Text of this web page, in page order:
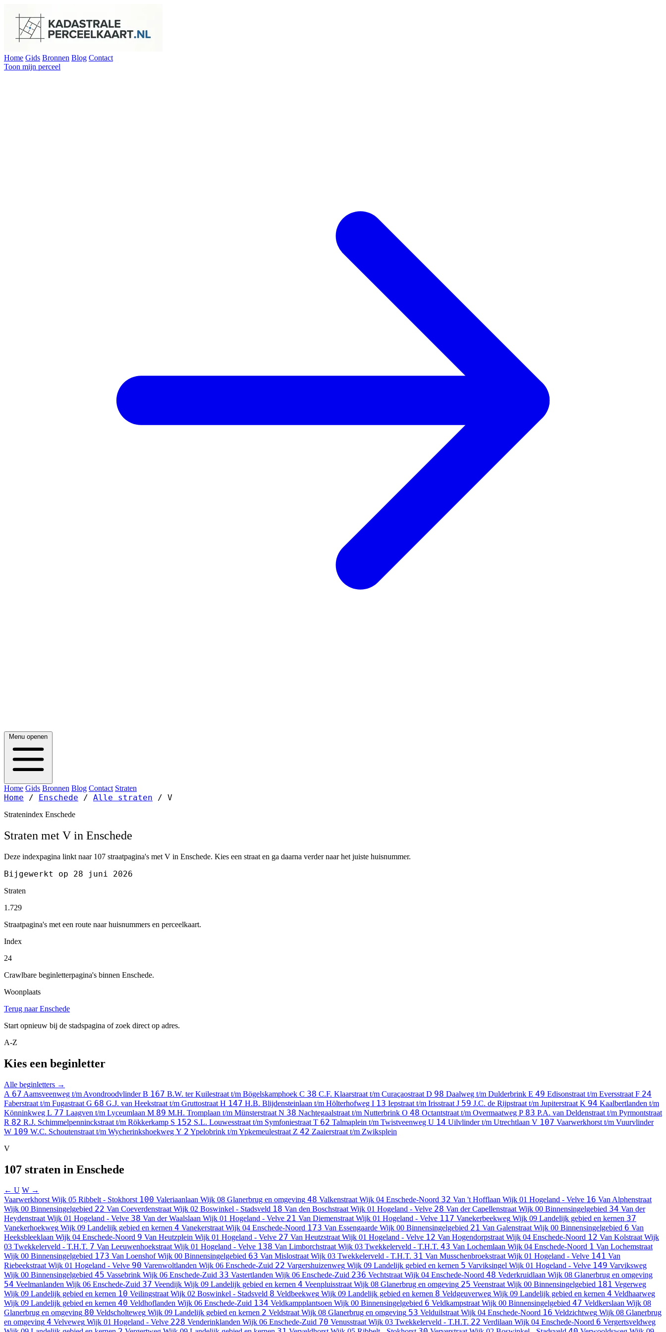
Home Gids Bronnen Blog Contact
Toon mijn perceel
Menu openen
Home Gids Bronnen Blog Contact Straten
Home / Enschede / Alle straten / V
Stratenindex Enschede
Straten met V in Enschede
Deze indexpagina linkt naar 107 straatpagina's met V in Enschede. Kies een straat en ga daarna verder naar het juiste huisnummer.
Bijgewerkt op 28 juni 2026
Straten
1.729
Straatpagina's met een route naar huisnummers en perceelkaart.
Index
24
Crawlbare beginletterpagina's binnen Enschede.
Woonplaats
Terug naar Enschede
Start opnieuw bij de stadspagina of zoek direct op adres.
A-Z
Kies een beginletter
Alle beginletters →
A 67 Aamsveenweg t/m AvondroodvlinderB 167 B.W. ter Kuilestraat t/m Bögelskamphoek C 38 C.F. Klaarstraat t/m Curaçaostraat D 98 Daalweg t/m Dulderbrink E 49 Edisonstraat t/m Eversstraat F 24
Faberstraat t/m Fugastraat G 68 G.J. van Heekstraat t/m Gruttostraat H 147 H.B. Blijdensteinlaan t/m Hölterhofweg I 13 Iepstraat t/m Irisstraat J 59 J.C. de Rijpstraat t/m Jupiterstraat K 94 Kaalbertlanden t/m
Könninkweg L 77 Laagven t/m Lyceumlaan M 89 M.H. Tromplaan t/m Münsterstraat N 38 Nachtegaalstraat t/m Nutterbrink O 48 Octantstraat t/m Overmaatweg P 83 P.A. van Deldenstraat t/m Pyrmontstraat
R 82 R.J. Schimmelpenninckstraat t/m Rökkerkamp S 152 S.L. Louwesstraat t/m Symfoniestraat T 62 Talmaplein t/m Twistveenweg U 14 Uilvlinder t/m Utrechtlaan V 107 Vaarwerkhorst t/m Vuurvlinder
W 109 W.C. Schoutenstraat t/m Wycherinkshoekweg Y 2 Ypelobrink t/m Ypkemeulestraat Z 42 Zaaierstraat t/m Zwiksplein
V
107 straten in Enschede
← U W →
Vaarwerkhorst Wijk 05 Ribbelt - Stokhorst 100 Valeriaanlaan Wijk 08 Glanerbrug en omgeving 48 Valkenstraat Wijk 04 Enschede-Noord 32 Van 't Hofflaan Wijk 01 Hogeland - Velve 16 Van Alphenstraat
Wijk 00 Binnensingelgebied 22 Van Coeverdenstraat Wijk 02 Boswinkel - Stadsveld 18 Van den Boschstraat Wijk 01 Hogeland - Velve 28 Van der Capellenstraat Wijk 00 Binnensingelgebied 34 Van der
Heydenstraat Wijk 01 Hogeland - Velve 38 Van der Waalslaan Wijk 01 Hogeland - Velve 21 Van Diemenstraat Wijk 01 Hogeland - Velve 117 Vanekerbeekweg Wijk 09 Landelijk gebied en kernen 37
Vanekerhoekweg Wijk 09 Landelijk gebied en kernen 4 Vanekerstraat Wijk 04 Enschede-Noord 173 Van Essengaarde Wijk 00 Binnensingelgebied 21 Van Galenstraat Wijk 00 Binnensingelgebied 6 Van
Heeksbleeklaan Wijk 04 Enschede-Noord 9 Van Heutzplein Wijk 01 Hogeland - Velve 27 Van Heutzstraat Wijk 01 Hogeland - Velve 12 Van Hogendorpstraat Wijk 04 Enschede-Noord 12 Van Kolstraat Wijk
03 Twekkelerveld - T.H.T. 7 Van Leeuwenhoekstraat Wijk 01 Hogeland - Velve 138 Van Limborchstraat Wijk 03 Twekkelerveld - T.H.T. 43 Van Lochemlaan Wijk 04 Enschede-Noord 1 Van Lochemstraat
Wijk 00 Binnensingelgebied 173 Van Loenshof Wijk 00 Binnensingelgebied 63 Van Mislostraat Wijk 03 Twekkelerveld - T.H.T. 31 Van Musschenbroekstraat Wijk 01 Hogeland - Velve 141 Van
Riebeekstraat Wijk 01 Hogeland - Velve 90 Varenwoltlanden Wijk 06 Enschede-Zuid 22 Vargershuizenweg Wijk 09 Landelijk gebied en kernen 5 Varviksingel Wijk 01 Hogeland - Velve 149 Varviksweg
Wijk 00 Binnensingelgebied 45 Vassebrink Wijk 06 Enschede-Zuid 33 Vastertlanden Wijk 06 Enschede-Zuid 236 Vechtstraat Wijk 04 Enschede-Noord 48 Vederkruidlaan Wijk 08 Glanerbrug en omgeving
54 Veelmanlanden Wijk 06 Enschede-Zuid 37 Veendijk Wijk 09 Landelijk gebied en kernen 4 Veenpluisstraat Wijk 08 Glanerbrug en omgeving 25 Veenstraat Wijk 00 Binnensingelgebied 181 Vegerweg
Wijk 09 Landelijk gebied en kernen 10 Veilingstraat Wijk 02 Boswinkel - Stadsveld 8 Veldbeekweg Wijk 09 Landelijk gebied en kernen 8 Veldgeuverweg Wijk 09 Landelijk gebied en kernen 4 Veldhaarweg
Wijk 09 Landelijk gebied en kernen 40 Veldhoflanden Wijk 06 Enschede-Zuid 134 Veldkampplantsoen Wijk 00 Binnensingelgebied 6 Veldkampstraat Wijk 00 Binnensingelgebied 47 Veldkerslaan Wijk 08
Glanerbrug en omgeving 80 Veldscholteweg Wijk 09 Landelijk gebied en kernen 2 Veldstraat Wijk 08 Glanerbrug en omgeving 53 Velduilstraat Wijk 04 Enschede-Noord 16 Veldzichtweg Wijk 08 Glanerbrug
en omgeving 4 Velveweg Wijk 01 Hogeland - Velve 228 Venderinklanden Wijk 06 Enschede-Zuid 70 Venusstraat Wijk 03 Twekkelerveld - T.H.T. 22 Verdilaan Wijk 04 Enschede-Noord 6 Vergertsveldweg